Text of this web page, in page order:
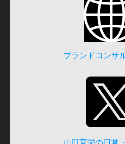
ブランドコンサ